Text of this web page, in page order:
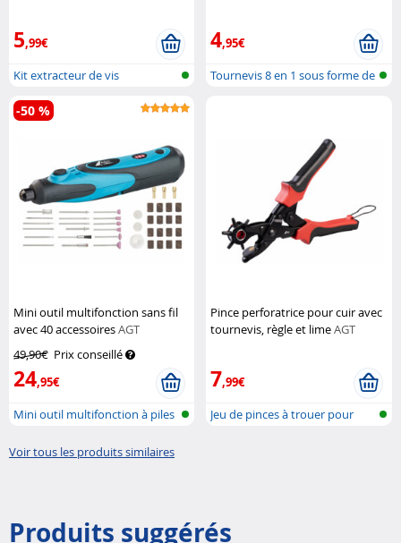
5,99€
Kit extracteur de vis
4,95€
Tournevis 8 en 1 sous forme de
Mini outil multifonction sans fil
avec 40 accessoiresAGT
49,90€ Prix conseillé
24,95€
-50 %
Mini outil multifonction à piles
Pince perforatrice pour cuir avec
tournevis, règle et limeAGT
7,99€
Jeu de pinces à trouer pour
Voir tous les produits similaires
Produits suggérés